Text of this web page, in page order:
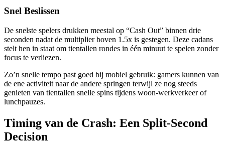
Snel Beslissen
De snelste spelers drukken meestal op “Cash Out” binnen drie
seconden nadat de multiplier boven 1.5x is gestegen. Deze cadans
stelt hen in staat om tientallen rondes in één minuut te spelen zonder
focus te verliezen.
Zo’n snelle tempo past goed bij mobiel gebruik: gamers kunnen van
de ene activiteit naar de andere springen terwijl ze nog steeds
genieten van tientallen snelle spins tijdens woon-werkverkeer of
lunchpauzes.
Timing van de Crash: Een Split‑Second
Decision